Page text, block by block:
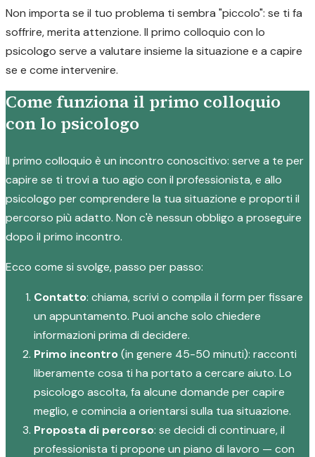
Non importa se il tuo problema ti sembra "piccolo": se ti fa
soffrire, merita attenzione. Il primo colloquio con lo
psicologo serve a valutare insieme la situazione e a capire
se e come intervenire.
Come funziona il primo colloquio
con lo psicologo
Il primo colloquio è un incontro conoscitivo: serve a te per
capire se ti trovi a tuo agio con il professionista, e allo
psicologo per comprendere la tua situazione e proporti il
percorso più adatto. Non c'è nessun obbligo a proseguire
dopo il primo incontro.
Ecco come si svolge, passo per passo:
Contatto: chiama, scrivi o compila il form per fissare
un appuntamento. Puoi anche solo chiedere
informazioni prima di decidere.
Primo incontro(in genere 45-50 minuti): racconti
liberamente cosa ti ha portato a cercare aiuto. Lo
psicologo ascolta, fa alcune domande per capire
meglio, e comincia a orientarsi sulla tua situazione.
Proposta di percorso: se decidi di continuare, il
professionista ti propone un piano di lavoro — con